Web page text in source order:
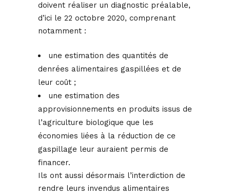
doivent réaliser un diagnostic préalable,
d’ici le 22 octobre 2020, comprenant
notamment :
une estimation des quantités de
denrées alimentaires gaspillées et de
leur coût ;
une estimation des
approvisionnements en produits issus de
l’agriculture biologique que les
économies liées à la réduction de ce
gaspillage leur auraient permis de
financer.
Ils ont aussi désormais l’interdiction de
rendre leurs invendus alimentaires